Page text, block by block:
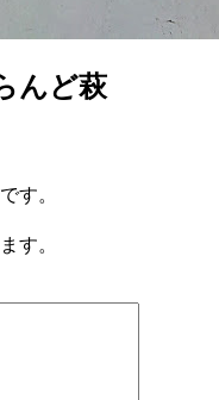
んど萩
す。
す。